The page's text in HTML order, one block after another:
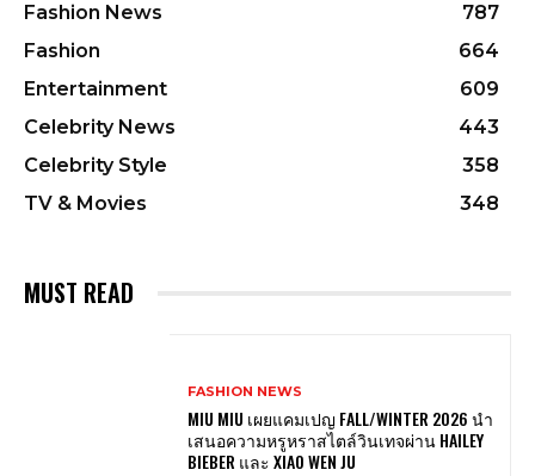
Fashion News
787
Fashion
664
Entertainment
609
Celebrity News
443
Celebrity Style
358
TV & Movies
348
MUST READ
FASHION NEWS
MIU MIU เผยแคมเปญ FALL/WINTER 2026 นำ
เสนอความหรูหราสไตล์วินเทจผ่าน HAILEY
BIEBER และ XIAO WEN JU